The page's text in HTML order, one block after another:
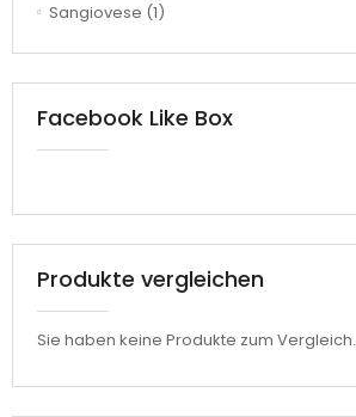
Sangiovese (1)
Facebook Like Box
Produkte vergleichen
Sie haben keine Produkte zum Vergleich.